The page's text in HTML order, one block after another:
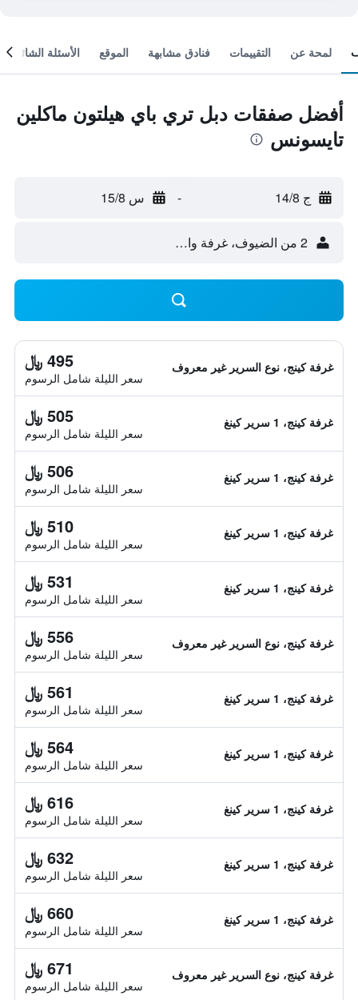
لمحة عن التقييمات فنادق مشابهة الموقع الأسئلة الشائعة
أفضل صفقات دبل تري باي هيلتون ماكلين
تايسونس
ج 14/8 - س 15/8
2 من الضيوف، غرفة واحدة
غرفة كينج، نوع السرير غير معروف 495 ﷼
سعر الليلة شامل الرسوم
غرفة كينج، 1 سرير كينغ 505 ﷼
سعر الليلة شامل الرسوم
غرفة كينج، 1 سرير كينغ 506 ﷼
سعر الليلة شامل الرسوم
غرفة كينج، 1 سرير كينغ 510 ﷼
سعر الليلة شامل الرسوم
غرفة كينج، 1 سرير كينغ 531 ﷼
سعر الليلة شامل الرسوم
غرفة كينج، نوع السرير غير معروف 556 ﷼
سعر الليلة شامل الرسوم
غرفة كينج، 1 سرير كينغ 561 ﷼
سعر الليلة شامل الرسوم
غرفة كينج، 1 سرير كينغ 564 ﷼
سعر الليلة شامل الرسوم
غرفة كينج، 1 سرير كينغ 616 ﷼
سعر الليلة شامل الرسوم
غرفة كينج، 1 سرير كينغ 632 ﷼
سعر الليلة شامل الرسوم
غرفة كينج، 1 سرير كينغ 660 ﷼
سعر الليلة شامل الرسوم
غرفة كينج، نوع السرير غير معروف 671 ﷼
سعر الليلة شامل الرسوم